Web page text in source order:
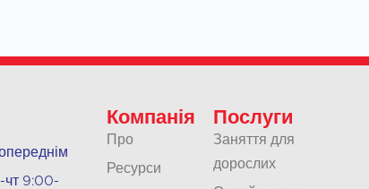
чт 9:00-
Компанія
Про
Ресурси
Послуги
Заняття для
дорослих